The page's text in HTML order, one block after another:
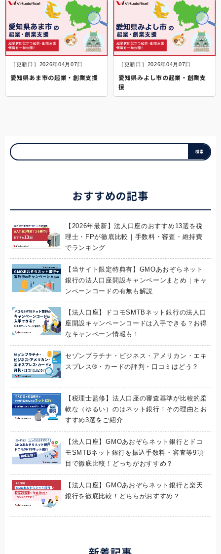
［更新日］2026年04月07日
愛知県あま市の起業・創業支援
［更新日］2026年04月07日
愛知県みよし市の起業・創業支
援
おすすめの記事
【2026年最新】法人口座のおすすめ13選を税
理士・FPが徹底比較｜手数料・審査・維持費
でランキング
【当サイト限定特典有】GMOあおぞらネット
銀行の法人口座開設キャンペーンまとめ｜キャ
ンペーンコードの有無も解説
【法人口座】ドコモSMTBネット銀行の法人口
座開設キャンペーンコードは入手できる？お得
なキャンペーン情報も！
セゾンプラチナ・ビジネス・アメリカン・エキ
スプレス®・カードの評判・口コミはどう？
【税理士監修】法人口座の審査基準が比較的柔
軟な（ゆるい）のはネット銀行！その理由とお
すすめ3選をご紹介
【法人口座】GMOあおぞらネット銀行とドコ
モSMTBネット銀行を振込手数料・審査等9項
目で徹底比較！どっちがおすすめ？
【法人口座】GMOあおぞらネット銀行と楽天
銀行を徹底比較！どちらがおすすめ？